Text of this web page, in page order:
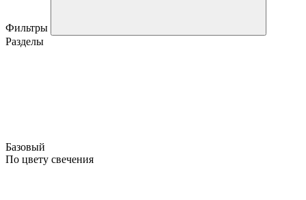
Фильтры
Разделы
Базовый
По цвету свечения